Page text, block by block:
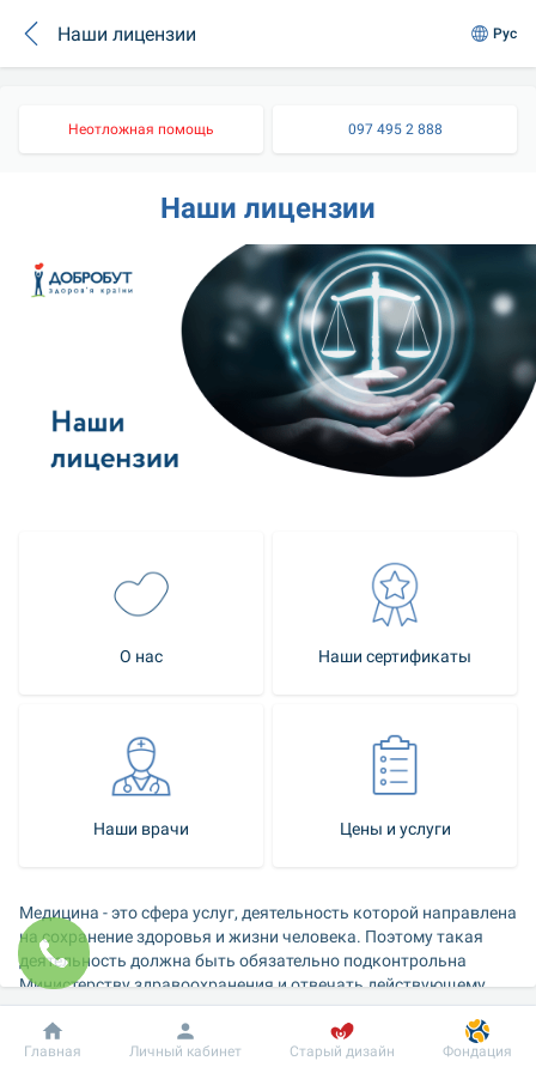
Наши лицензии Рус
Неотложная помощь 097 495 2 888
Наши лицензии
О нас Наши сертификаты
Наши врачи Цены и услуги
Медицина - это сфера услуг, деятельность которой направлена
на сохранение здоровья и жизни человека. Поэтому такая
деятельность должна быть обязательно подконтрольна
Министерству здравоохранения и отвечать действующему
законодательству страны, то есть лицензирована.
Для пациентов это означает безопасность, так как является
Добробут Информация Пациенту
Главная Личный кабинет Старый дизайн Фондация